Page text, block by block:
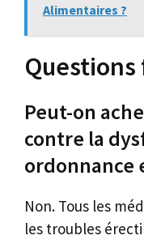
Alimentaires ?
Peut-on
contre la
ordonnance
Non. Tous les
les troubles